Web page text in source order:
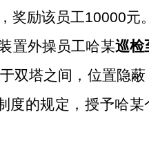
奖励该员工10000元。
置外操 员工哈某巡检
双塔之间，位置隐
度的规定，授予哈某